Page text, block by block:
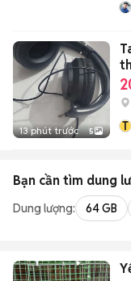
13 phút trước 5
T
Bạn cần tìm dung
Dung lượng: 64 GB